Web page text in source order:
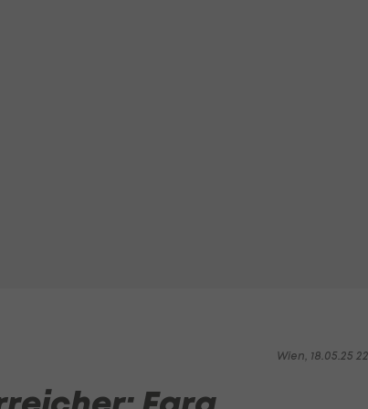
Wien, 18.05.25